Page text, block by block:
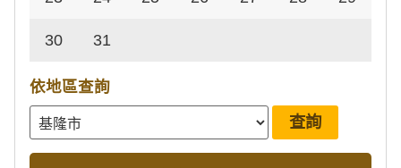
30 31
依地區查詢